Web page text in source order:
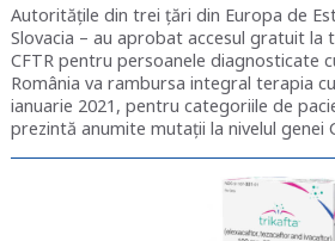
Autoritățile din trei țări din Europa de
Slovacia – au aprobat accesul gratuit la
CFTR pentru persoanele diagnosticate
România va rambursa integral terapia
ianuarie 2021, pentru categoriile de
prezintă anumite mutații la nivelul genei